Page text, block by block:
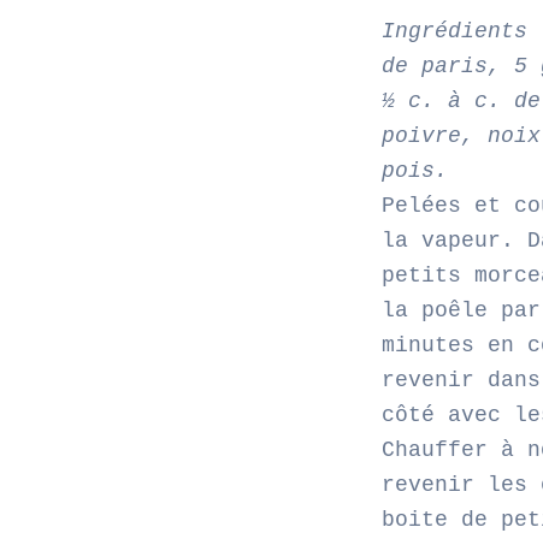
Ingrédients
de paris, 5
½ c. à c.
poivre,
pois.
Pelées et
la vapeur.
petits
la poêle
minutes en
revenir
côté avec
Chauffer à
revenir les
boite de